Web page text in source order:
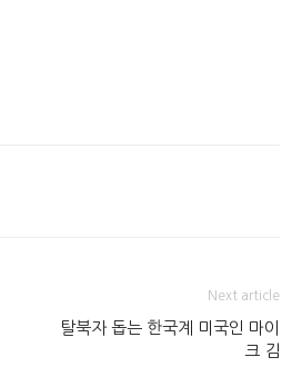
Next article
탈북자 돕는 한국계 미국인 마이
크 김